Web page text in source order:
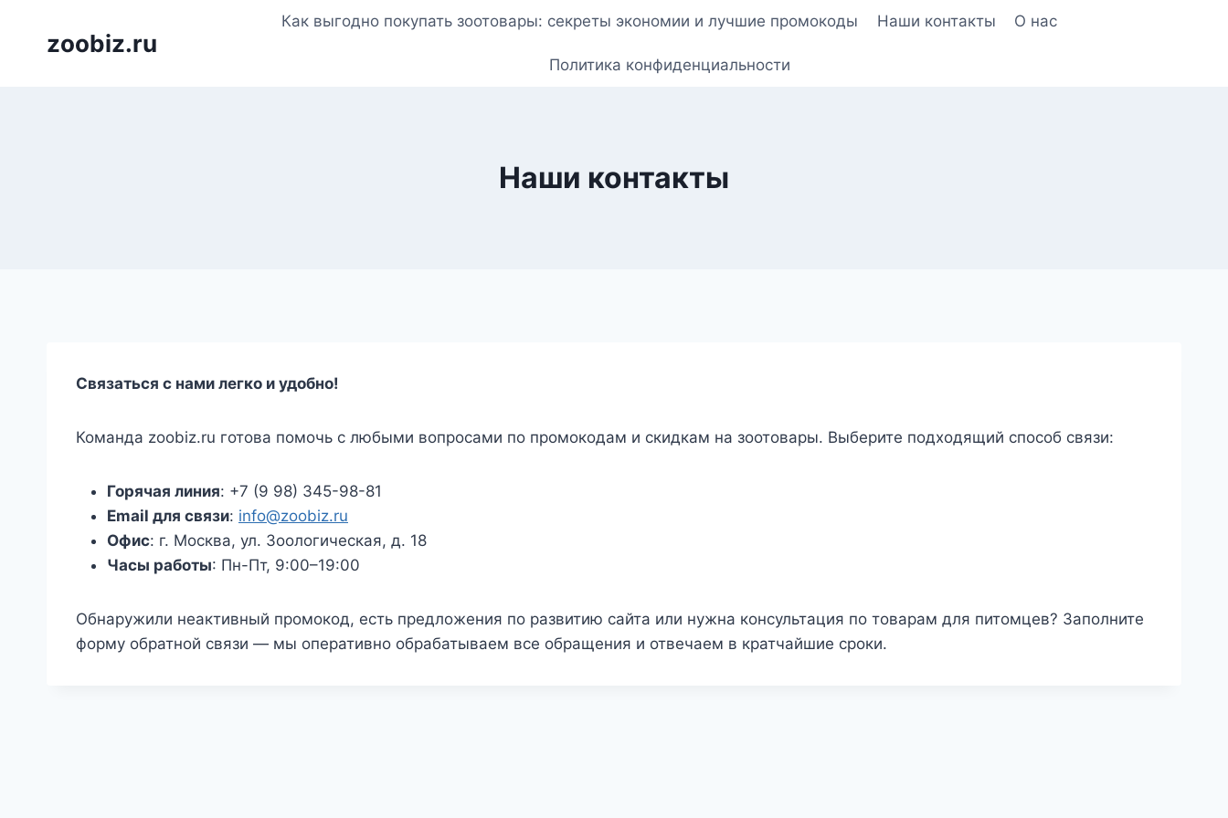
zoobiz.ru
Как выгодно покупать зоотовары: секреты экономии и лучшие промокоды Наши контакты О нас
Политика конфиденциальности
Наши контакты
Связаться с нами легко и удобно!
Команда zoobiz.ru готова помочь с любыми вопросами по промокодам и скидкам на зоотовары. Выберите подходящий способ связи:
Горячая линия: +7 (9 98) 345-98-81
Email для связи: info@zoobiz.ru
Офис: г. Москва, ул. Зоологическая, д. 18
Часы работы: Пн-Пт, 9:00–19:00
Обнаружили неактивный промокод, есть предложения по развитию сайта или нужна консультация по товарам для питомцев? Заполните
форму обратной связи — мы оперативно обрабатываем все обращения и отвечаем в кратчайшие сроки.